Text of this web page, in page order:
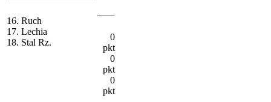
16. Ruch
17. Lechia
18. Stal Rz.
0
pkt
0
pkt
0
pkt